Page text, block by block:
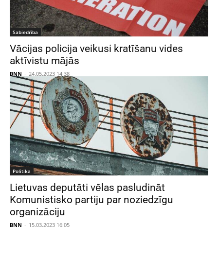
Sabiedrība
Vācijas policija veikusi kratīšanu vides
aktīvistu mājās
BNN - 24.05.2023 14:38
Politika
Lietuvas deputāti vēlas pasludināt
Komunistisko partiju par noziedzīgu
organizāciju
BNN - 15.03.2023 16:05